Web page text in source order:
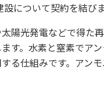
について契約を結びま
陽光発電などで得た
す。水素と窒素でア
る仕組みです。アン